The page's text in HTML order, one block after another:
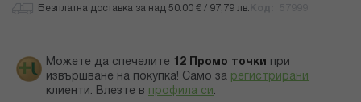
Безплатна доставка за над 50.00 € / 97,79 лв.
Можете да спечелите 12 Промо точки
при
извършване на покупка! Само за регистрирани
клиенти. Влезте в профила си .